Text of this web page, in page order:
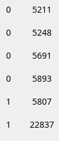
0
5211
0
5248
0
5691
0
5893
1
5807
1
22837